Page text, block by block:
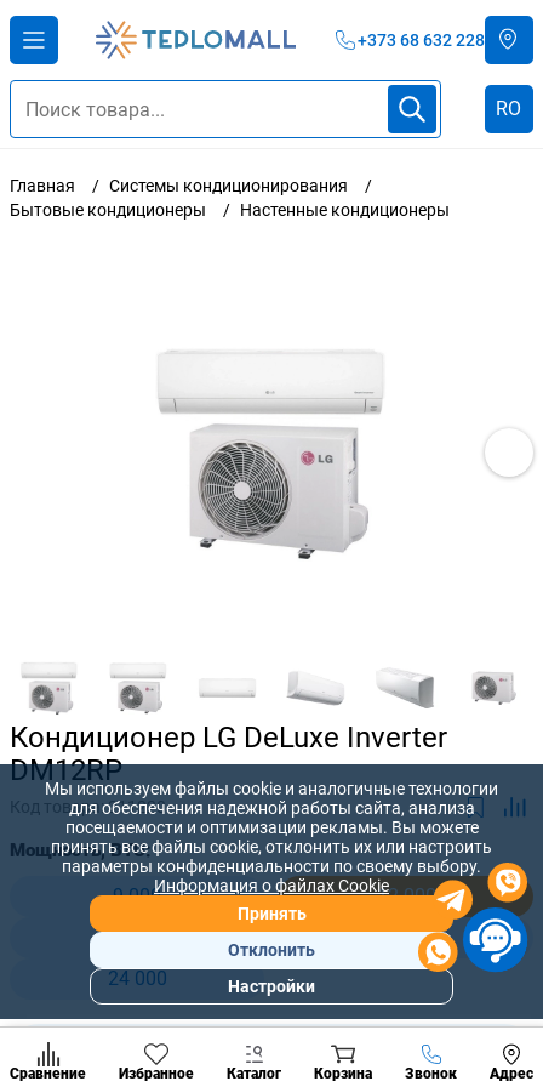
+373 68 632 228
RO
Главная
Системы кондиционирования
Бытовые кондиционеры
Настенные кондиционеры
Кондиционер LG DeLuxe Inverter
DM12RP
Код товара:211220
Мощность, BTU:
9 000
12 000
18 000
18 000
24 000
25 000 лей
20 000лей +
Сравнение Избранное Каталог Корзина Звонок Адрес
Позвонить
разделы
Мы используем файлы cookie и аналогичные технологии
для обеспечения надежной работы сайта, анализа
посещаемости и оптимизации рекламы. Вы можете
принять все файлы cookie, отклонить их или настроить
параметры конфиденциальности по своему выбору.
Информация о файлах Cookie
Принять
Отклонить
Настройки